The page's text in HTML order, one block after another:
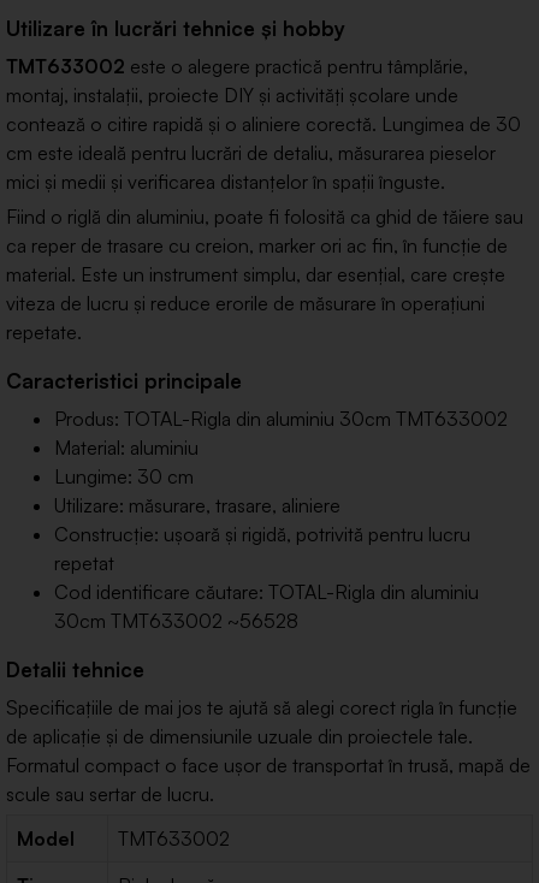
Utilizare în lucrări tehnice și hobby
TMT633002 este o alegere practică pentru tâmplărie,
montaj, instalații, proiecte DIY și activități școlare unde
contează o citire rapidă și o aliniere corectă. Lungimea de 30
cm este ideală pentru lucrări de detaliu, măsurarea pieselor
mici și medii și verificarea distanțelor în spații înguste.
Fiind o riglă din aluminiu, poate fi folosită ca ghid de tăiere sau
ca reper de trasare cu creion, marker ori ac fin, în funcție de
material. Este un instrument simplu, dar esențial, care crește
viteza de lucru și reduce erorile de măsurare în operațiuni
repetate.
Caracteristici principale
Produs: TOTAL-Rigla din aluminiu 30cm TMT633002
Material: aluminiu
Lungime: 30 cm
Utilizare: măsurare, trasare, aliniere
Construcție: ușoară și rigidă, potrivită pentru lucru
repetat
Cod identificare căutare: TOTAL-Rigla din aluminiu
30cm TMT633002 ~56528
Detalii tehnice
Specificațiile de mai jos te ajută să alegi corect rigla în funcție
de aplicație și de dimensiunile uzuale din proiectele tale.
Formatul compact o face ușor de transportat în trusă, mapă de
scule sau sertar de lucru.
Model
TMT633002